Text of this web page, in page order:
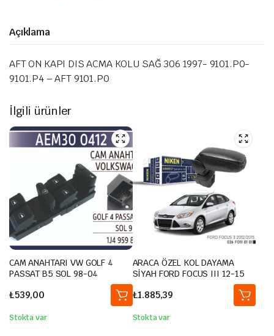
Açıklama
AFT ON KAPI DIS ACMA KOLU SAĞ 306 1997- 9101.P0-
9101.P4 – AFT 9101.P0
İlgili ürünler
CAM ANAHTARI VW GOLF 4
PASSAT B5 SOL 98-04
₺539,00
Stokta var
ARACA ÖZEL KOL DAYAMA
SİYAH FORD FOCUS III 12-15
₺1.885,39
Stokta var